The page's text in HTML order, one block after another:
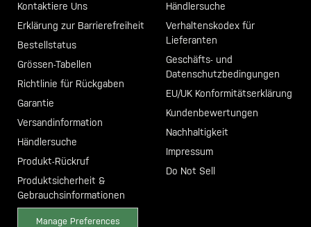
Kontaktiere Uns
Erklärung zur Barrierefreiheit
Bestellstatus
Grössen-Tabellen
Richtlinie für Rückgaben
Garantie
Versandinformation
Händlersuche
Produkt-Rückruf
Produktsicherheit &
Gebrauchsinformationen
Manage Preferences
Händlersuche
Verhaltenskodex für
Lieferanten
Geschäfts- und
Datenschutzbedingungen
EU/UK Konformitätserklärung
Kundenbewertungen
Nachhaltigkeit
Impressum
Do Not Sell